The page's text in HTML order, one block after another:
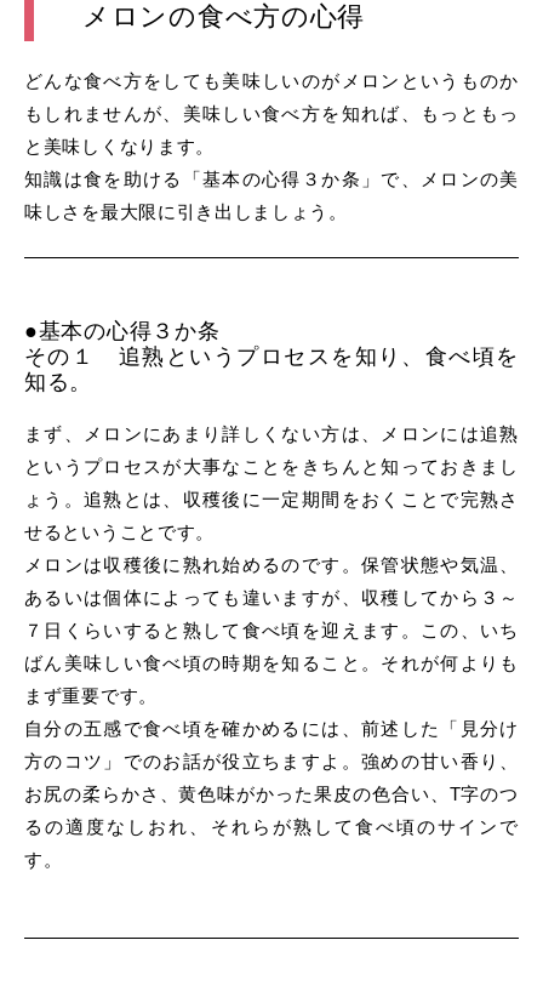
メロンの食べ方の心得
どんな食べ方をしても美味しいのがメロンというものか
もしれませんが、美味しい食べ方を知れば、もっともっ
と美味しくなります。
知識は食を助ける「基本の心得３か条」で、メロンの美
味しさを最大限に引き出しましょう。
●基本の心得３か条
その１ 追熟というプロセスを知り、食べ頃を
知る。
まず、メロンにあまり詳しくない方は、メロンには追熟
というプロセスが大事なことをきちんと知っておきまし
ょう。追熟とは、収穫後に一定期間をおくことで完熟さ
せるということです。
メロンは収穫後に熟れ始めるのです。保管状態や気温、
あるいは個体によっても違いますが、収穫してから３～
７日くらいすると熟して食べ頃を迎えます。この、いち
ばん美味しい食べ頃の時期を知ること。それが何よりも
まず重要です。
自分の五感で食べ頃を確かめるには、前述した「見分け
方のコツ」でのお話が役立ちますよ。強めの甘い香り、
お尻の柔らかさ、黄色味がかった果皮の色合い、T字のつ
るの適度なしおれ、それらが熟して食べ頃のサインで
す。